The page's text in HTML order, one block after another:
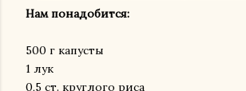
Нам понадобится:
500 г капусты
1 лук
0,5 ст. круглого риса